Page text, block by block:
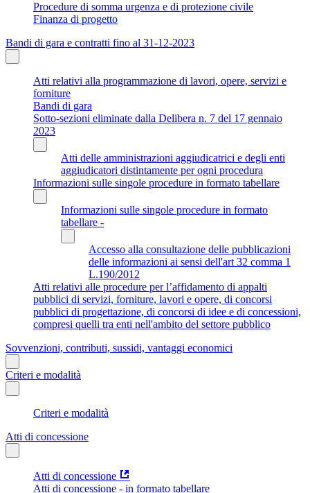
Procedure di somma urgenza e di protezione civile
Finanza di progetto
Bandi di gara e contratti fino al 31-12-2023
Atti relativi alla programmazione di lavori, opere, servizi e
forniture
Bandi di gara
Sotto-sezioni eliminate dalla Delibera n. 7 del 17 gennaio
2023
Atti delle amministrazioni aggiudicatrici e degli enti
aggiudicatori distintamente per ogni procedura
Informazioni sulle singole procedure in formato tabellare
Informazioni sulle singole procedure in formato
tabellare -
Accesso alla consultazione delle pubblicazioni
delle informazioni ai sensi dell'art 32 comma 1
L.190/2012
Atti relativi alle procedure per l’affidamento di appalti
pubblici di servizi, forniture, lavori e opere, di concorsi
pubblici di progettazione, di concorsi di idee e di concessioni,
compresi quelli tra enti nell'ambito del settore pubblico
Sovvenzioni, contributi, sussidi, vantaggi economici
Criteri e modalità
Criteri e modalità
Atti di concessione
Atti di concessione
Atti di concessione - in formato tabellare